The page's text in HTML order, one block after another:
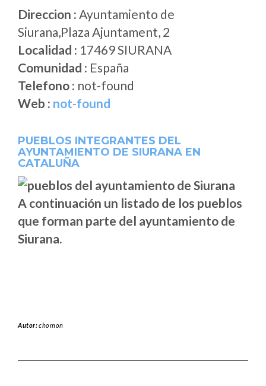
Direccion : Ayuntamiento de
Siurana,Plaza Ajuntament, 2
Localidad : 17469 SIURANA
Comunidad : España
Telefono : not-found
Web : not-found
PUEBLOS INTEGRANTES DEL
AYUNTAMIENTO DE SIURANA EN
CATALUÑA
A continuación un listado de los pueblos
que forman parte del ayuntamiento de
Siurana.
Autor:chomon